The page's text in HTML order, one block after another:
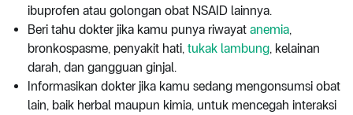
ibuprofen atau golongan obat NSAID lainnya.
Beri tahu dokter jika kamu punya riwayat anemia,
bronkospasme, penyakit hati, tukak lambung, kelainan
darah, dan gangguan ginjal.
Informasikan dokter jika kamu sedang mengonsumsi obat
lain, baik herbal maupun kimia, untuk mencegah interaksi